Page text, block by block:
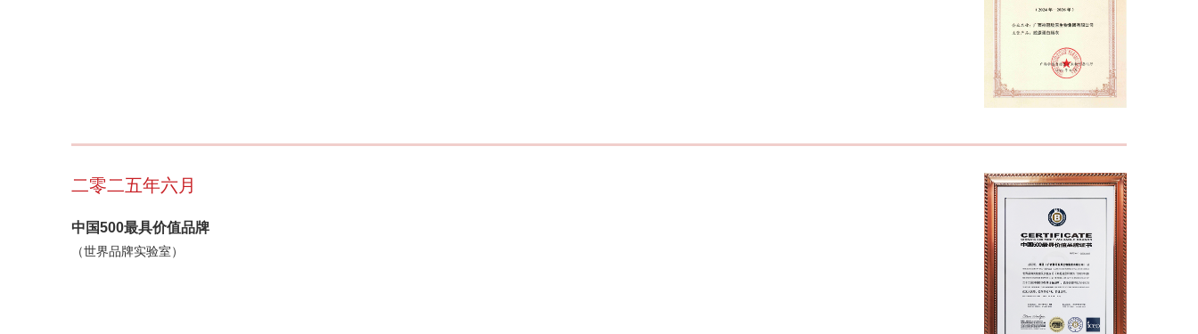
二零二五年六月
中国500最具价值品牌
（世界品牌实验室）